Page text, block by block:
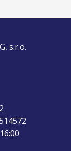
nových vedomostí.
s.r.o.
odporučiť. Ešte
celému tímu za ich
a profesionálny
absolventov aj
s.r.o.